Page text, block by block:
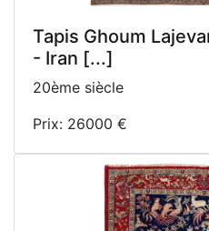
Tapis Ghoum
- Iran [...]
20ème siècle
Prix: 26000 €